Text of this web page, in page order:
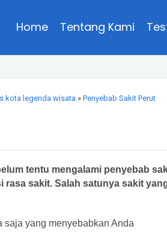
Home Tentang Kami
kota legenda wisata » Penyebab Sakit Perut
tentu mengalami penyebab
sakit. Salah satunya sakit
saja yang menyebabkan Anda